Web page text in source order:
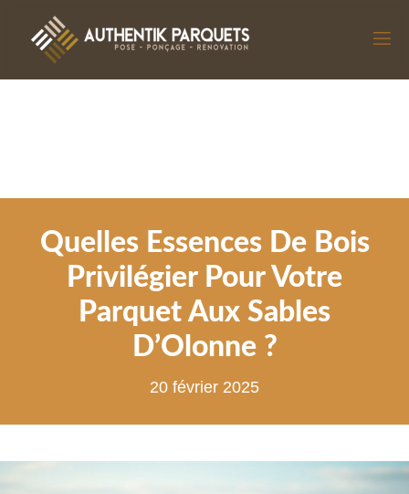
Quelles Essences De Bois
Privilégier Pour Votre
Parquet Aux Sables
D’Olonne ?
20 février 2025